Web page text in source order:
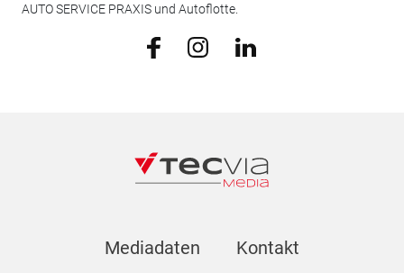
AUTO SERVICE PRAXIS und Autoflotte.
Mediadaten Kontakt